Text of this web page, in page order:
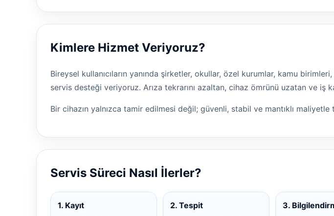
Kimlere Hizmet Veriyoruz?
Bireysel kullanıcıların yanında şirketler, okullar, özel kurumlar, kamu
servis desteği veriyoruz. Arıza tekrarını azaltan, cihaz ömrünü uzatan ve iş
Bir cihazın yalnızca tamir edilmesi değil; güvenli, stabil ve mantıklı
Servis Süreci Nasıl İlerler?
1. Kayıt
2. Tespit
3.